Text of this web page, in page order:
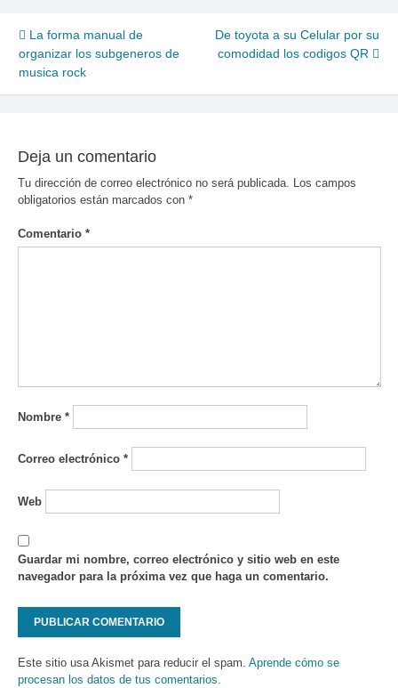
Navegación
de
entradas
La forma manual de
organizar los subgeneros de
musica rock
De toyota a su Celular por su
comodidad los codigos QR
Deja un comentario
Tu dirección de correo electrónico no será publicada.
Los campos
obligatorios están marcados con *
Comentario *
Nombre *
Correo electrónico *
Web
Guardar mi nombre, correo electrónico y sitio web en este
navegador para la próxima vez que haga un comentario.
Este sitio usa Akismet para reducir el spam. Aprende cómo se
procesan los datos de tus comentarios.